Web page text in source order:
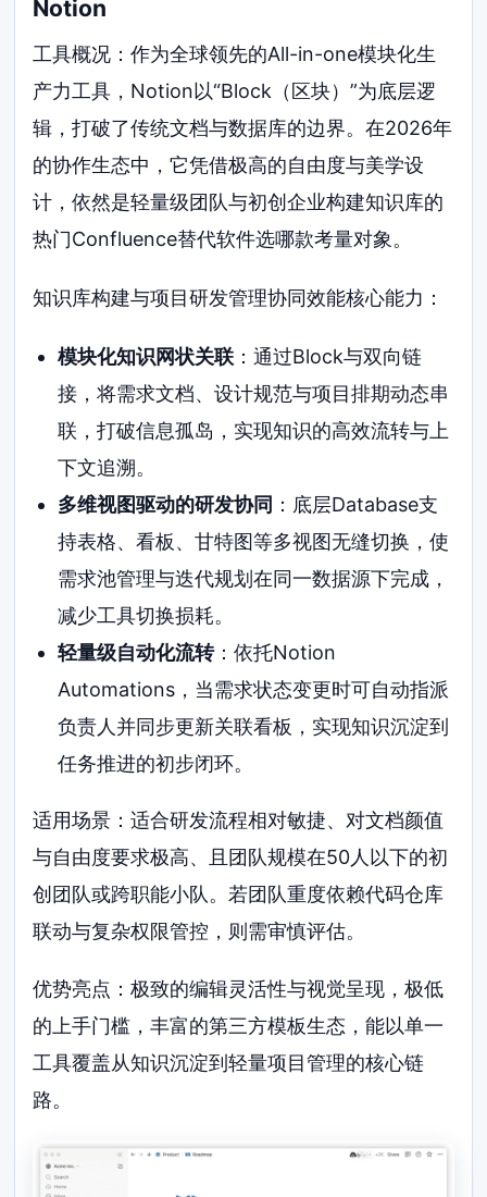
Notion
工具概况：作为全球领先的All-in-one模块化生
产力工具，Notion以“Block（区块）”为底层逻
辑，打破了传统文档与数据库的边界。在2026年
的协作生态中，它凭借极高的自由度与美学设
计，依然是轻量级团队与初创企业构建知识库的
热门Confluence替代软件选哪款考量对象。
知识库构建与项目研发管理协同效能核心能力：
模块化知识网状关联：通过Block与双向链
接，将需求文档、设计规范与项目排期动态串
联，打破信息孤岛，实现知识的高效流转与上
下文追溯。
多维视图驱动的研发协同 ：底层Database支
持表格、看板、甘特图等多视图无缝切换，使
需求池管理与迭代规划在同一数据源下完成，
减少工具切换损耗。
轻量级自动化流转：依托Notion
Automations，当需求状态变更时可自动指派
负责人并同步更新关联看板，实现知识沉淀到
任务推进的初步闭环。
适用场景：适合研发流程相对敏捷、对文档颜值
与自由度要求极高、且团队规模在50人以下的初
创团队或跨职能小队。若团队重度依赖代码仓库
联动与复杂权限管控，则需审慎评估。
优势亮点：极致的编辑灵活性与视觉呈现，极低
的上手门槛，丰富的第三方模板生态，能以单一
工具覆盖从知识沉淀到轻量项目管理的核心链
路。